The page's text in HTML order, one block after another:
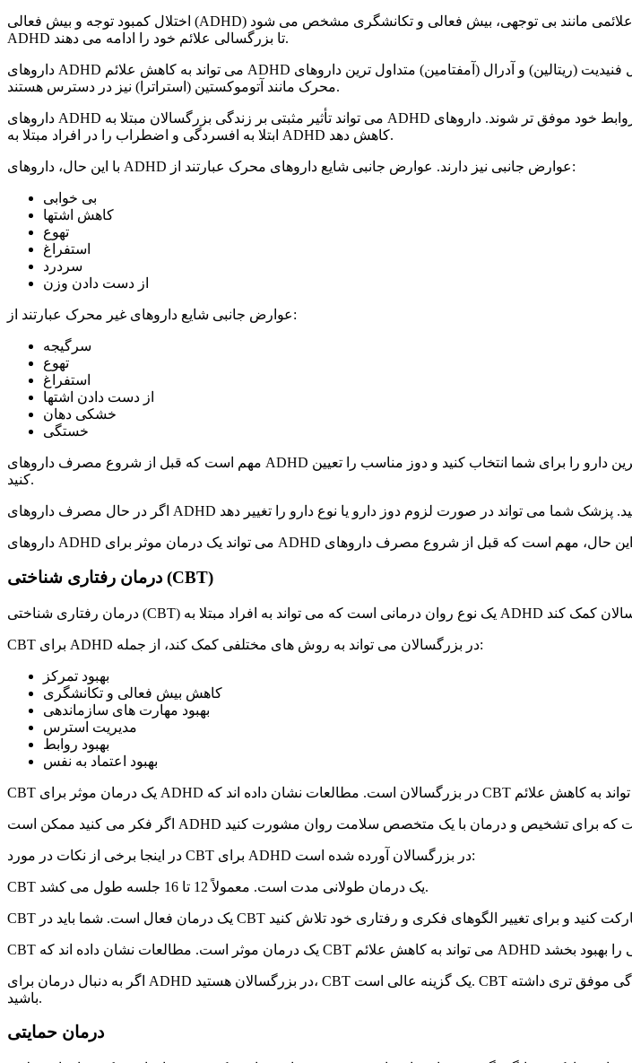
اختلال کمبود توجه و بیش فعالی (ADHD) یک اختلال رشدی عصبی است که با علائمی مانند بی توجهی، بیش فعالی و تکانشگری مشخص می شود. ADHD در کودکان شایع است، اما حدود نیمی از افراد مبتلا به
ADHD تا بزرگسالی علائم خود را ادامه می دهند.
داروهای ADHD می تواند به کاهش علائم ADHD در بزرگسالان کمک کند. داروهای محرک مانند متیل فنیدیت (ریتالین) و آدرال (آمفتامین) متداول ترین داروهای ADHD در بزرگسالان هستند. داروهای غیر
محرک مانند آتوموکستین (استراترا) نیز در دسترس هستند.
داروهای ADHD می تواند تأثیر مثبتی بر زندگی بزرگسالان مبتلا به ADHD داشته باشد. این می تواند به آنها کمک کند تا در مدرسه، محل کار و روابط خود موفق تر شوند. داروهای ADHD همچنین می تواند خطر
ابتلا به افسردگی و اضطراب را در افراد مبتلا به ADHD کاهش دهد.
با این حال، داروهای ADHD عوارض جانبی نیز دارند. عوارض جانبی شایع داروهای محرک عبارتند از:
بی خوابی
کاهش اشتها
تهوع
استفراغ
سردرد
از دست دادن وزن
عوارض جانبی شایع داروهای غیر محرک عبارتند از:
سرگیجه
تهوع
استفراغ
از دست دادن اشتها
خشکی دهان
خستگی
مهم است که قبل از شروع مصرف داروهای ADHD با پزشک خود در مورد خطرات و مزایا صحبت کنید. پزشک شما می تواند به شما کمک کند تا بهترین دارو را برای شما انتخاب کنید و دوز مناسب را تعیین
کنید.
درمان رفتاری شناختی (CBT)
CBT برای ADHD در بزرگسالان می تواند به روش های مختلفی کمک کند، از جمله:
بهبود تمرکز
کاهش بیش فعالی و تکانشگری
بهبود مهارت های سازماندهی
مدیریت استرس
بهبود روابط
بهبود اعتماد به نفس
در اینجا برخی از نکات در مورد CBT برای ADHD در بزرگسالان آورده شده است:
CBT یک درمان طولانی مدت است. معمولاً 12 تا 16 جلسه طول می کشد.
اگر به دنبال درمان برای ADHD در بزرگسالان هستید، CBT یک گزینه عالی است. CBT یک درمان موثر و اثبات شده است که می تواند به شما کمک کند تا علائم خود را مدیریت کنید و زندگی موفق تری داشته
باشید.
درمان حمایتی